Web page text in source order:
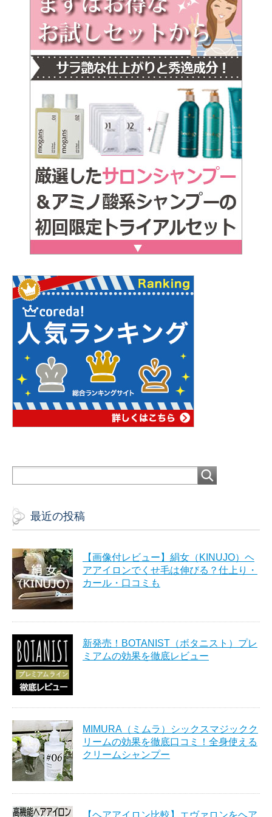
最近の投稿
【画像付レビュー】絹女（KINUJO）ヘ
アアイロンでくせ毛は伸びる？仕上り・
カール・口コミも
新発売！BOTANIST（ボタニスト）プレ
ミアムの効果を徹底レビュー
MIMURA（ミムラ）シックスマジックク
リームの効果を徹底口コミ！全身使える
クリームシャンプー